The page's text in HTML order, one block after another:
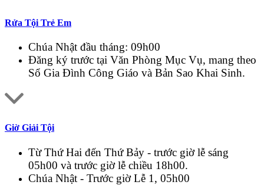
Rửa Tội Trẻ Em
Chúa Nhật đầu tháng: 09h00
Đăng ký trước tại Văn Phòng Mục Vụ, mang theo
Sổ Gia Đình Công Giáo và Bản Sao Khai Sinh.
Giờ Giải Tội
Từ Thứ Hai đến Thứ Bảy - trước giờ lễ sáng
05h00 và trước giờ lễ chiều 18h00.
Chúa Nhật - Trước giờ Lễ 1, 05h00